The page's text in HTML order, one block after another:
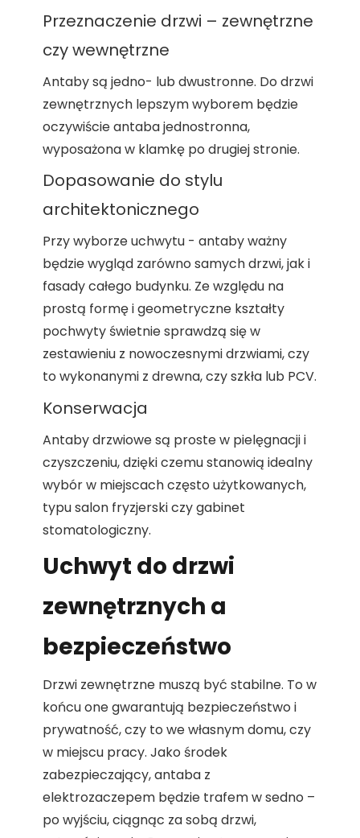
Przeznaczenie drzwi – zewnętrzne
czy wewnętrzne
Antaby są jedno- lub dwustronne. Do drzwi
zewnętrznych lepszym wyborem będzie
oczywiście antaba jednostronna,
wyposażona w klamkę po drugiej stronie.
Dopasowanie do stylu
architektonicznego
Przy wyborze uchwytu - antaby ważny
będzie wygląd zarówno samych drzwi, jak i
fasady całego budynku. Ze względu na
prostą formę i geometryczne kształty
pochwyty świetnie sprawdzą się w
zestawieniu z nowoczesnymi drzwiami, czy
to wykonanymi z drewna, czy szkła lub PCV.
Konserwacja
Antaby drzwiowe są proste w pielęgnacji i
czyszczeniu, dzięki czemu stanowią idealny
wybór w miejscach często użytkowanych,
typu salon fryzjerski czy gabinet
stomatologiczny.
Uchwyt do drzwi
zewnętrznych a
bezpieczeństwo
Drzwi zewnętrzne muszą być stabilne. To w
końcu one gwarantują bezpieczeństwo i
prywatność, czy to we własnym domu, czy
w miejscu pracy. Jako środek
zabezpieczający, antaba z
elektrozaczepem będzie trafem w sedno –
po wyjściu, ciągnąc za sobą drzwi,